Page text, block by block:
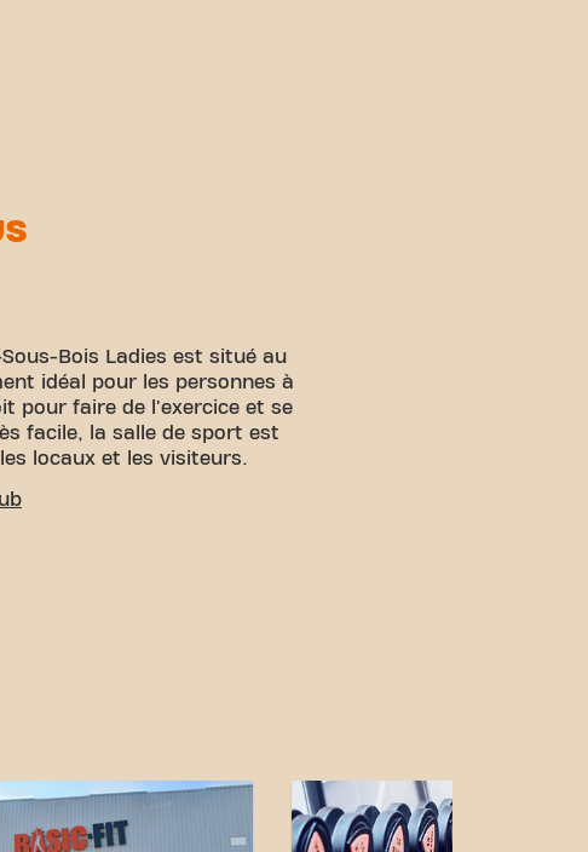
Bois Ladies est situé au
idéal pour les personnes à
pour faire de l'exercice et se
facile, la salle de sport est
locaux et les visiteurs.
pratique et nos
Sous-Bois Ladies et faites
fitness.